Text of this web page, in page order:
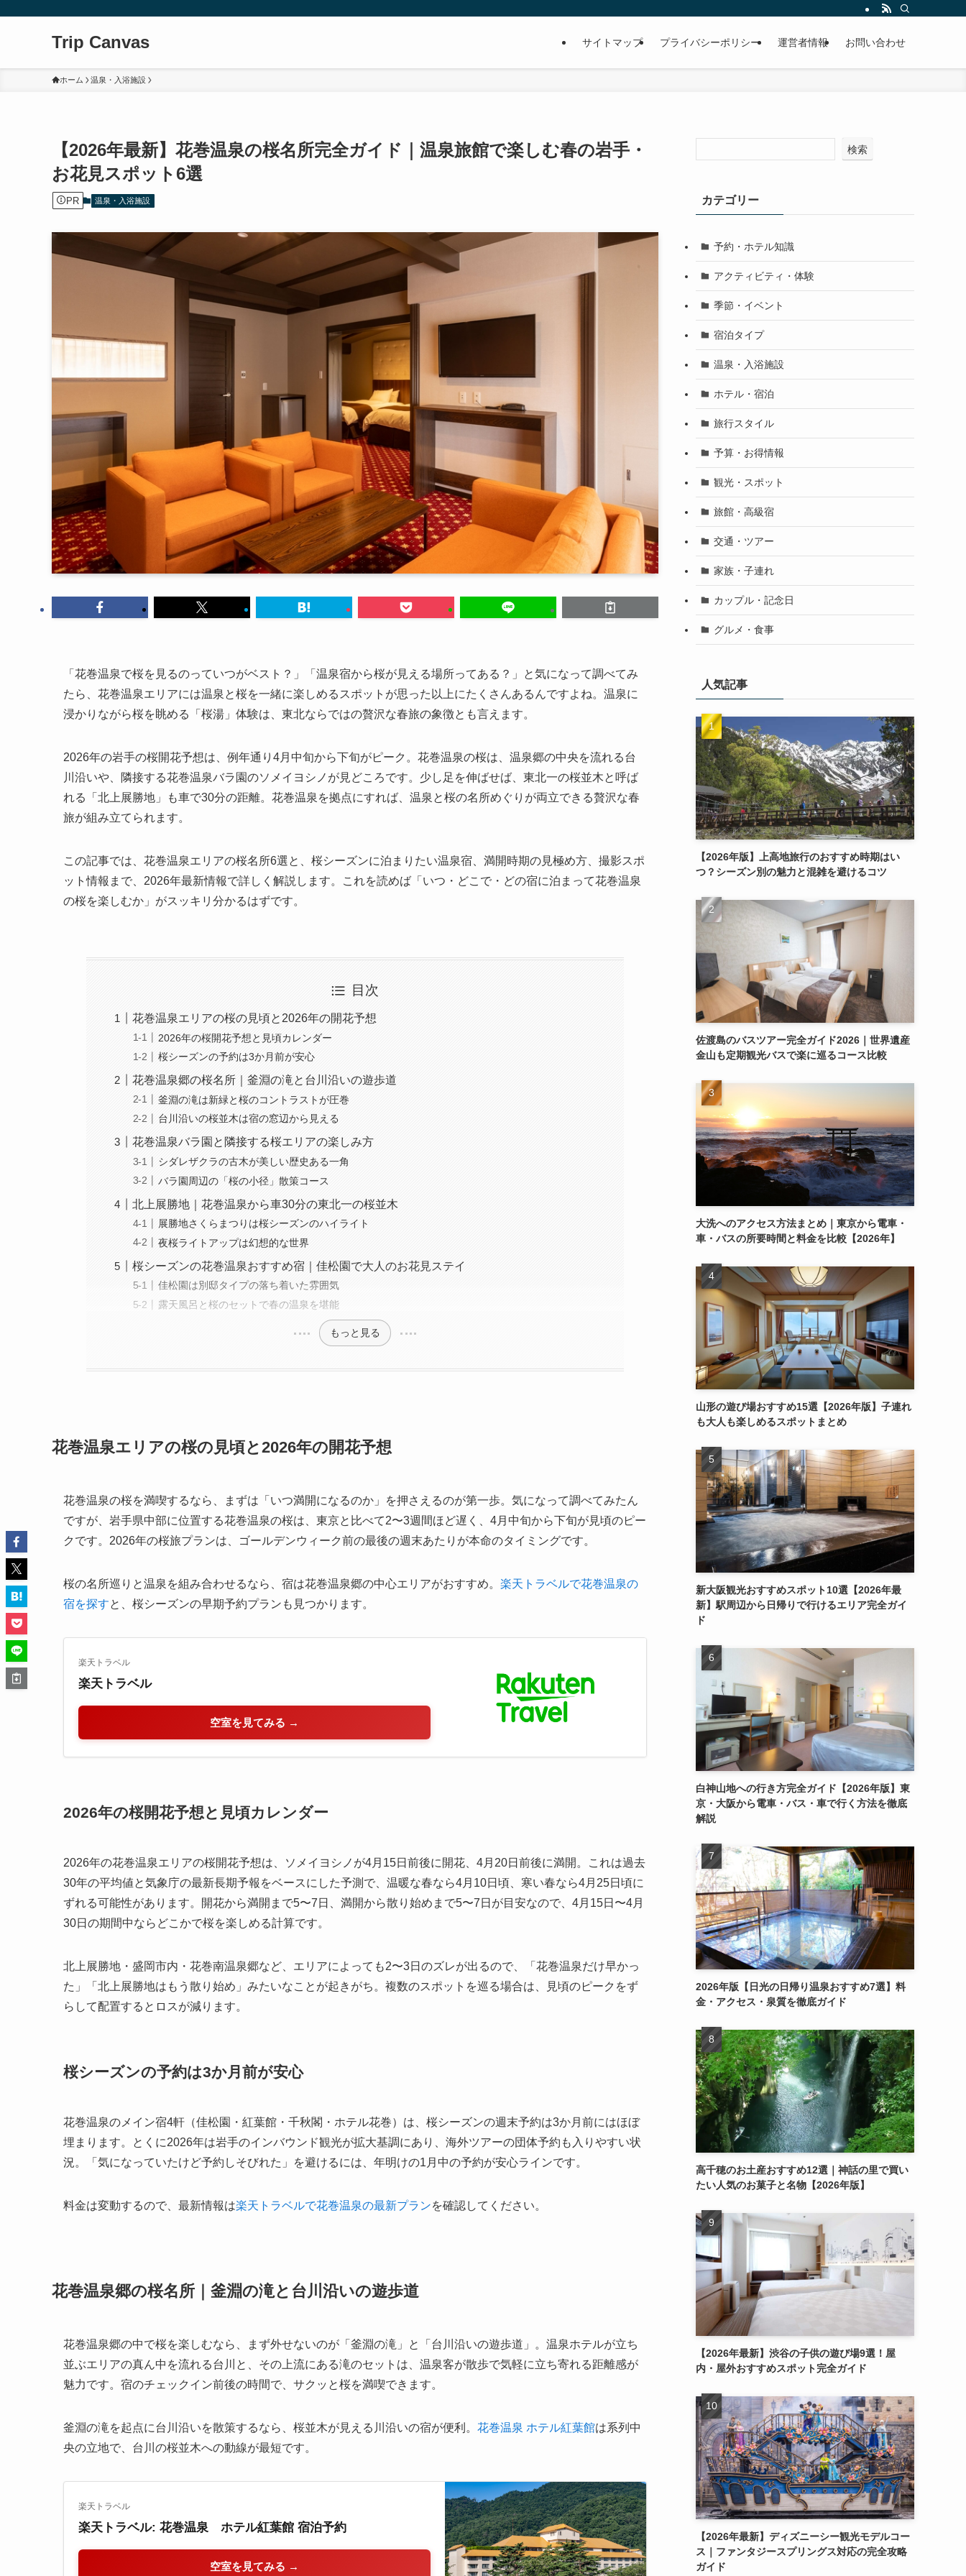
Trip Canvas サイトマップ プライバシーポリシー 運営者情報 お問い合わせ
ホーム 温泉・入浴施設
【2026年最新】花巻温泉の桜名所完全ガイド｜温泉旅館で楽しむ春の岩手・
お花見スポット6選
PR 温泉・入浴施設
「花巻温泉で桜を見るのっていつがベスト？」「温泉宿から桜が見える場所ってある？」と気になって調べてみ
たら、花巻温泉エリアには温泉と桜を一緒に楽しめるスポットが思った以上にたくさんあるんですよね。温泉に
浸かりながら桜を眺める「桜湯」体験は、東北ならではの贅沢な春旅の象徴とも言えます。
2026年の岩手の桜開花予想は、例年通り4月中旬から下旬がピーク。花巻温泉の桜は、温泉郷の中央を流れる台
川沿いや、隣接する花巻温泉バラ園のソメイヨシノが見どころです。少し足を伸ばせば、東北一の桜並木と呼ば
れる「北上展勝地」も車で30分の距離。花巻温泉を拠点にすれば、温泉と桜の名所めぐりが両立できる贅沢な春
旅が組み立てられます。
この記事では、花巻温泉エリアの桜名所6選と、桜シーズンに泊まりたい温泉宿、満開時期の見極め方、撮影スポ
ット情報まで、2026年最新情報で詳しく解説します。これを読めば「いつ・どこで・どの宿に泊まって花巻温泉
の桜を楽しむか」がスッキリ分かるはずです。
目次
花巻温泉エリアの桜の見頃と2026年の開花予想
2026年の桜開花予想と見頃カレンダー
桜シーズンの予約は3か月前が安心
花巻温泉郷の桜名所｜釜淵の滝と台川沿いの遊歩道
釜淵の滝は新緑と桜のコントラストが圧巻
台川沿いの桜並木は宿の窓辺から見える
花巻温泉バラ園と隣接する桜エリアの楽しみ方
シダレザクラの古木が美しい歴史ある一角
バラ園周辺の「桜の小径」散策コース
北上展勝地｜花巻温泉から車30分の東北一の桜並木
展勝地さくらまつりは桜シーズンのハイライト
夜桜ライトアップは幻想的な世界
桜シーズンの花巻温泉おすすめ宿｜佳松園で大人のお花見ステイ
佳松園は別邸タイプの落ち着いた雰囲気
露天風呂と桜のセットで春の温泉を堪能
もっと見る
花巻温泉エリアの桜の見頃と2026年の開花予想
花巻温泉の桜を満喫するなら、まずは「いつ満開になるのか」を押さえるのが第一歩。気になって調べてみたん
ですが、岩手県中部に位置する花巻温泉の桜は、東京と比べて2〜3週間ほど遅く、4月中旬から下旬が見頃のピー
クです。2026年の桜旅プランは、ゴールデンウィーク前の最後の週末あたりが本命のタイミングです。
桜の名所巡りと温泉を組み合わせるなら、宿は花巻温泉郷の中心エリアがおすすめ。 楽天トラベルで花巻温泉の
宿を探すと、桜シーズンの早期予約プランも見つかります。
楽天トラベル
楽天トラベル
空室を見てみる →
2026年の桜開花予想と見頃カレンダー
2026年の花巻温泉エリアの桜開花予想は、ソメイヨシノが4月15日前後に開花、4月20日前後に満開。これは過去
30年の平均値と気象庁の最新長期予報をベースにした予測で、温暖な春なら4月10日頃、寒い春なら4月25日頃に
ずれる可能性があります。開花から満開まで5〜7日、満開から散り始めまで5〜7日が目安なので、4月15日〜4月
30日の期間中ならどこかで桜を楽しめる計算です。
北上展勝地・盛岡市内・花巻南温泉郷など、エリアによっても2〜3日のズレが出るので、「花巻温泉だけ早かっ
た」「北上展勝地はもう散り始め」みたいなことが起きがち。複数のスポットを巡る場合は、見頃のピークをず
らして配置するとロスが減ります。
桜シーズンの予約は3か月前が安心
花巻温泉のメイン宿4軒（佳松園・紅葉館・千秋閣・ホテル花巻）は、桜シーズンの週末予約は3か月前にはほぼ
埋まります。とくに2026年は岩手のインバウンド観光が拡大基調にあり、海外ツアーの団体予約も入りやすい状
況。「気になっていたけど予約しそびれた」を避けるには、年明けの1月中の予約が安心ラインです。
料金は変動するので、最新情報は楽天トラベルで花巻温泉の最新プランを確認してください。
花巻温泉郷の桜名所｜釜淵の滝と台川沿いの遊歩道
花巻温泉郷の中で桜を楽しむなら、まず外せないのが「釜淵の滝」と「台川沿いの遊歩道」。温泉ホテルが立ち
並ぶエリアの真ん中を流れる台川と、その上流にある滝のセットは、温泉客が散歩で気軽に立ち寄れる距離感が
魅力です。宿のチェックイン前後の時間で、サクッと桜を満喫できます。
釜淵の滝を起点に台川沿いを散策するなら、桜並木が見える川沿いの宿が便利。 花巻温泉 ホテル紅葉館は系列中
央の立地で、台川の桜並木への動線が最短です。
楽天トラベル
楽天トラベル: 花巻温泉 ホテル紅葉館 宿泊予約
空室を見てみる →
検索
カテゴリー
予約・ホテル知識
アクティビティ・体験
季節・イベント
宿泊タイプ
温泉・入浴施設
ホテル・宿泊
旅行スタイル
予算・お得情報
観光・スポット
旅館・高級宿
交通・ツアー
家族・子連れ
カップル・記念日
グルメ・食事
人気記事
【2026年版】上高地旅行のおすすめ時期はい
つ？シーズン別の魅力と混雑を避けるコツ
佐渡島のバスツアー完全ガイド2026｜世界遺産
金山も定期観光バスで楽に巡るコース比較
大洗へのアクセス方法まとめ｜東京から電車・
車・バスの所要時間と料金を比較【2026年】
山形の遊び場おすすめ15選【2026年版】子連れ
も大人も楽しめるスポットまとめ
新大阪観光おすすめスポット10選【2026年最
新】駅周辺から日帰りで行けるエリア完全ガイ
ド
白神山地への行き方完全ガイド【2026年版】東
京・大阪から電車・バス・車で行く方法を徹底
解説
2026年版【日光の日帰り温泉おすすめ7選】料
金・アクセス・泉質を徹底ガイド
高千穂のお土産おすすめ12選｜神話の里で買い
たい人気のお菓子と名物【2026年版】
【2026年最新】渋谷の子供の遊び場9選！屋
内・屋外おすすめスポット完全ガイド
【2026年最新】ディズニーシー観光モデルコー
ス｜ファンタジースプリングス対応の完全攻略
ガイド